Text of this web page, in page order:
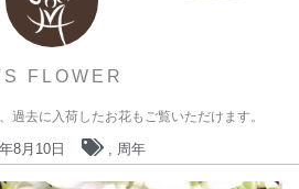
FLOWER
過去に入荷したお花もご覧いただけます。
8月10日 , 周年